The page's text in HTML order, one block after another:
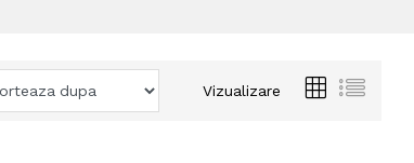
Vizualizare